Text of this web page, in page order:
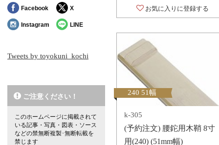
お気に入りに登録する
240 51幅
k-305
(予約注文) 腰鉈用木鞘 8寸
用(240) (51mm幅)
Facebook X
Instagram LINE
Tweets by toyokuni_kochi
ご注意ください！
このホームページに掲載されて
いる記事・写真・図表・ソース
などの禁無断複製･無断転載を
禁じます